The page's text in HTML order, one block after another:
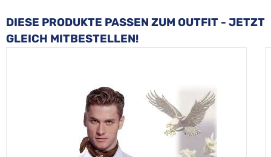
Produktgalerie überspringen
DIESE PRODUKTE PASSEN ZUM OUTFIT - JETZT
GLEICH MITBESTELLEN!